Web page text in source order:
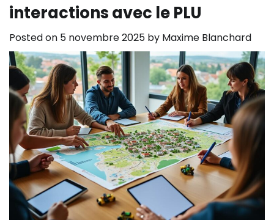
interactions avec le PLU
Posted on 5 novembre 2025 by Maxime Blanchard